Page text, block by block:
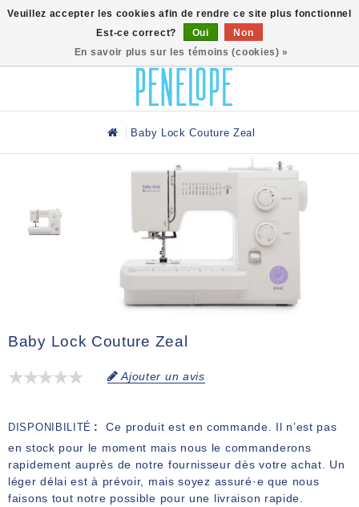
Baby Lock Couture Zeal
Baby Lock Couture Zeal
Ajouter un avis
DISPONIBILITÉ
Ce produit est en commande. Il n’est pas
en stock pour le moment mais nous le commanderons
rapidement auprès de notre fournisseur dès votre achat. Un
léger délai est à prévoir, mais soyez assuré·e que nous
faisons tout notre possible pour une livraison rapide.
Veuillez accepter les cookies afin de rendre ce site plus fonctionnel
Est-ce correct?
Oui
Non
En savoir plus sur les témoins (cookies) »